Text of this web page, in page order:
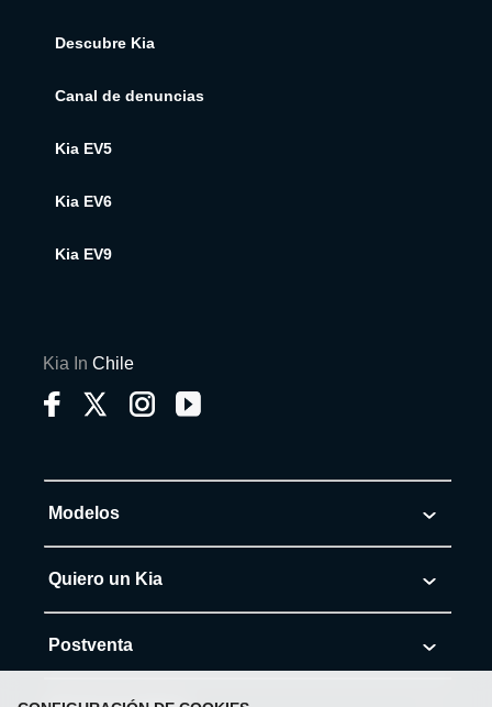
Descubre Kia
Canal de denuncias
Kia EV5
Kia EV6
Kia EV9
Kia In Chile
Modelos
Morning
Quiero un Kia
Cotiza tu Kia
Postventa